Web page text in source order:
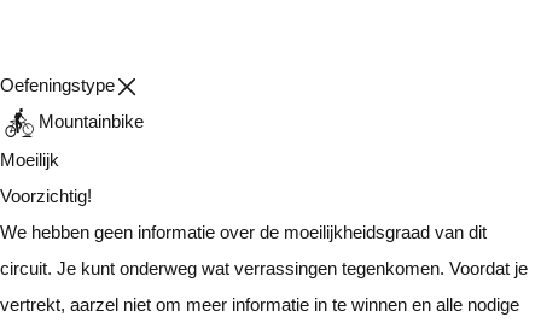
Oefeningstype
Mountainbike
Moeilijk
Voorzichtig!
We hebben geen informatie over de moeilijkheidsgraad van dit
circuit. Je kunt onderweg wat verrassingen tegenkomen. Voordat je
vertrekt, aarzel niet om meer informatie in te winnen en alle nodige